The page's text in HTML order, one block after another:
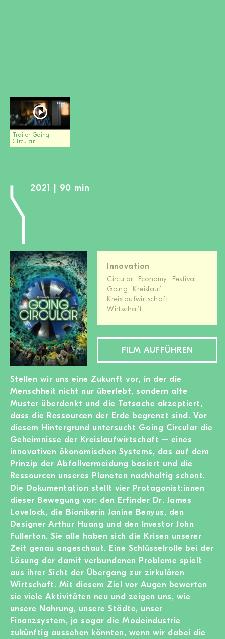
Trailer Going
Circular
2021 | 90 min
Innovation
Circular Economy
Festival
Going
Kreislauf
Kreislaufwirtschaft
Wirtschaft
FILM AUFFÜHREN
Stellen wir uns eine Zukunft vor, in der die
Menschheit nicht nur überlebt, sondern alte
Muster überdenkt und die Tatsache akzeptiert,
dass die Ressourcen der Erde begrenzt sind. Vor
diesem Hintergrund untersucht Going Circular die
Geheimnisse der Kreislaufwirtschaft – eines
innovativen ökonomischen Systems, das auf dem
Prinzip der Abfallvermeidung basiert und die
Ressourcen unseres Planeten nachhaltig schont.
Die Dokumentation stellt vier Protagonist:innen
dieser Bewegung vor: den Erfinder Dr. James
Lovelock, die Bionikerin Janine Benyus, den
Designer Arthur Huang und den Investor John
Fullerton. Sie alle haben sich die Krisen unserer
Zeit genau angeschaut. Eine Schlüsselrolle bei der
Lösung der damit verbundenen Probleme spielt
aus ihrer Sicht der Übergang zur zirkulären
Wirtschaft. Mit diesem Ziel vor Augen bewerten
sie viele Aktivitäten neu und zeigen uns, wie
unsere Nahrung, unsere Städte, unser
Finanzsystem, ja sogar die Modeindustrie
zukünftig aussehen könnten, wenn wir dabei die
Schulen
Medien
Film-Kits
Login